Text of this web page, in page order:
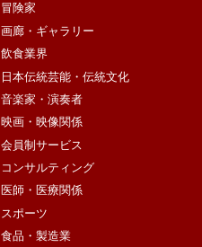
冒険家
画廊・ギャラリー
飲食業界
日本伝統芸能・伝統文化
音楽家・演奏者
映画・映像関係
会員制サービス
コンサルティング
医師・医療関係
スポーツ
食品・製造業